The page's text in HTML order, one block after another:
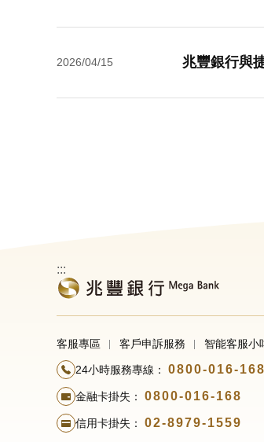
2026/04/15 兆豐銀行與
:::
客服專區 客戶申訴服務 智能客服小
24小時服務專線： 0800-016-168
金融卡掛失： 0800-016-168
信用卡掛失： 02-8979-1559